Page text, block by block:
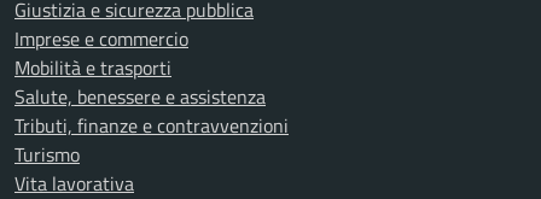
Giustizia e sicurezza pubblica
Imprese e commercio
Mobilità e trasporti
Salute, benessere e assistenza
Tributi, finanze e contravvenzioni
Turismo
Vita lavorativa